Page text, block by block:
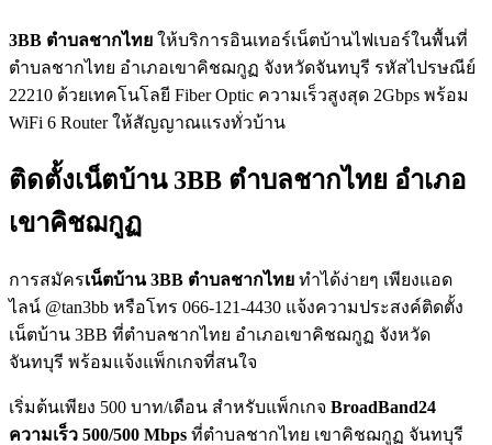
3BB ตำบลชากไทย ให้บริการอินเทอร์เน็ตบ้านไฟเบอร์ในพื้นที่
ตำบลชากไทย อำเภอเขาคิชฌกูฏ จังหวัดจันทบุรี รหัสไปรษณีย์
22210 ด้วยเทคโนโลยี Fiber Optic ความเร็วสูงสุด 2Gbps พร้อม
WiFi 6 Router ให้สัญญาณแรงทั่วบ้าน
ติดตั้งเน็ตบ้าน 3BB ตำบลชากไทย อำเภอ
เขาคิชฌกูฏ
การสมัครเน็ตบ้าน 3BB ตำบลชากไทย ทำได้ง่ายๆ เพียงแอด
ไลน์ @tan3bb หรือโทร 066-121-4430 แจ้งความประสงค์ติดตั้ง
เน็ตบ้าน 3BB ที่ตำบลชากไทย อำเภอเขาคิชฌกูฏ จังหวัด
จันทบุรี พร้อมแจ้งแพ็กเกจที่สนใจ
เริ่มต้นเพียง 500 บาท/เดือน สำหรับแพ็กเกจ BroadBand24
ความเร็ว 500/500 Mbps ที่ตำบลชากไทย เขาคิชฌกูฏ จันทบุรี